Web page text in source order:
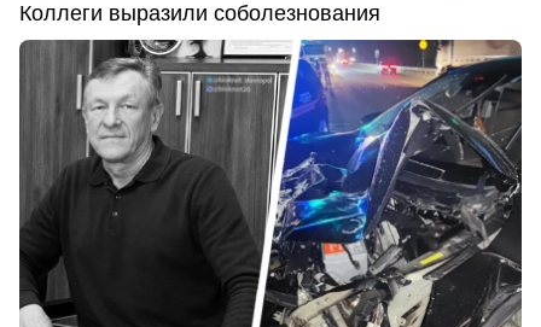
Коллеги выразили соболезнования